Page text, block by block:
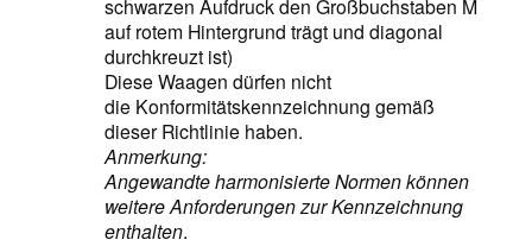
schwarzen Aufdruck den Großbuchstaben M
auf rotem Hintergrund trägt und diagonal
durchkreuzt ist)
Diese Waagen dürfen nicht
die Konformitätskennzeichnung gemäß
dieser Richtlinie haben.
Anmerkung:
Angewandte harmonisierte Normen können
weitere Anforderungen zur Kennzeichnung
enthalten.